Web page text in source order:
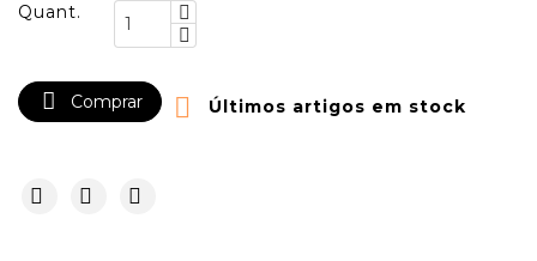
Quant.
 Comprar  Últimos artigos em stock